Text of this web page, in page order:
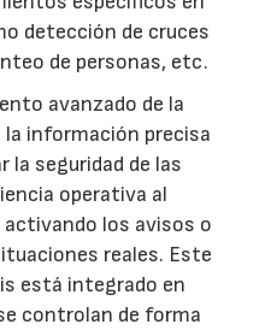
detección de cruces
de personas, etc.
avanzado de la
información precisa
la seguridad de las
operativa al
los avisos o
reales. Este
está integrado en
controlan de forma